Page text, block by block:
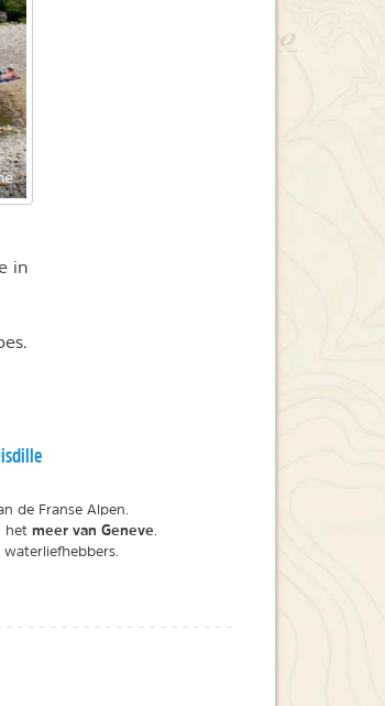
in
de Franse Alpen.
het meer van Geneve